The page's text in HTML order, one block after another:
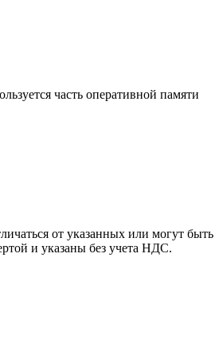
часть оперативной памяти
от указанных или могут
и указаны без учета НДС.